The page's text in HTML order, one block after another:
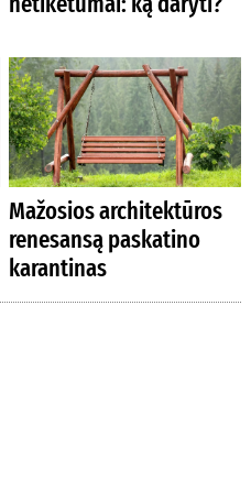
Mažosios architektūros
renesansą paskatino
karantinas